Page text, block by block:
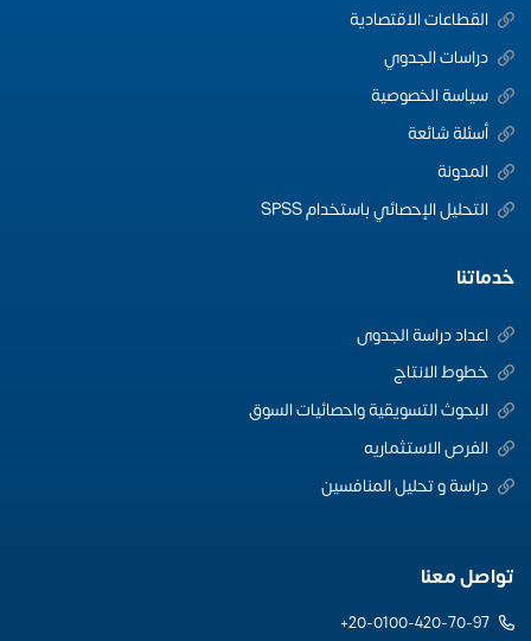
القطاعات الاقتصادية
دراسات الجدوي
سياسة الخصوصية
أسئلة شائعة
المدونة
التحليل الإحصائي باستخدام SPSS
خدماتنا
اعداد دراسة الجدوى
خطوط الانتاج
البحوث التسويقية واحصائيات السوق
الفرص الاستثماريه
دراسة و تحليل المنافسين
تواصل معنا
20-0100-420-70-97+